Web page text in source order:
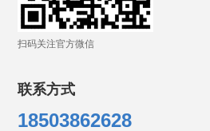
扫码关注官方微信
联系方式
18503862628